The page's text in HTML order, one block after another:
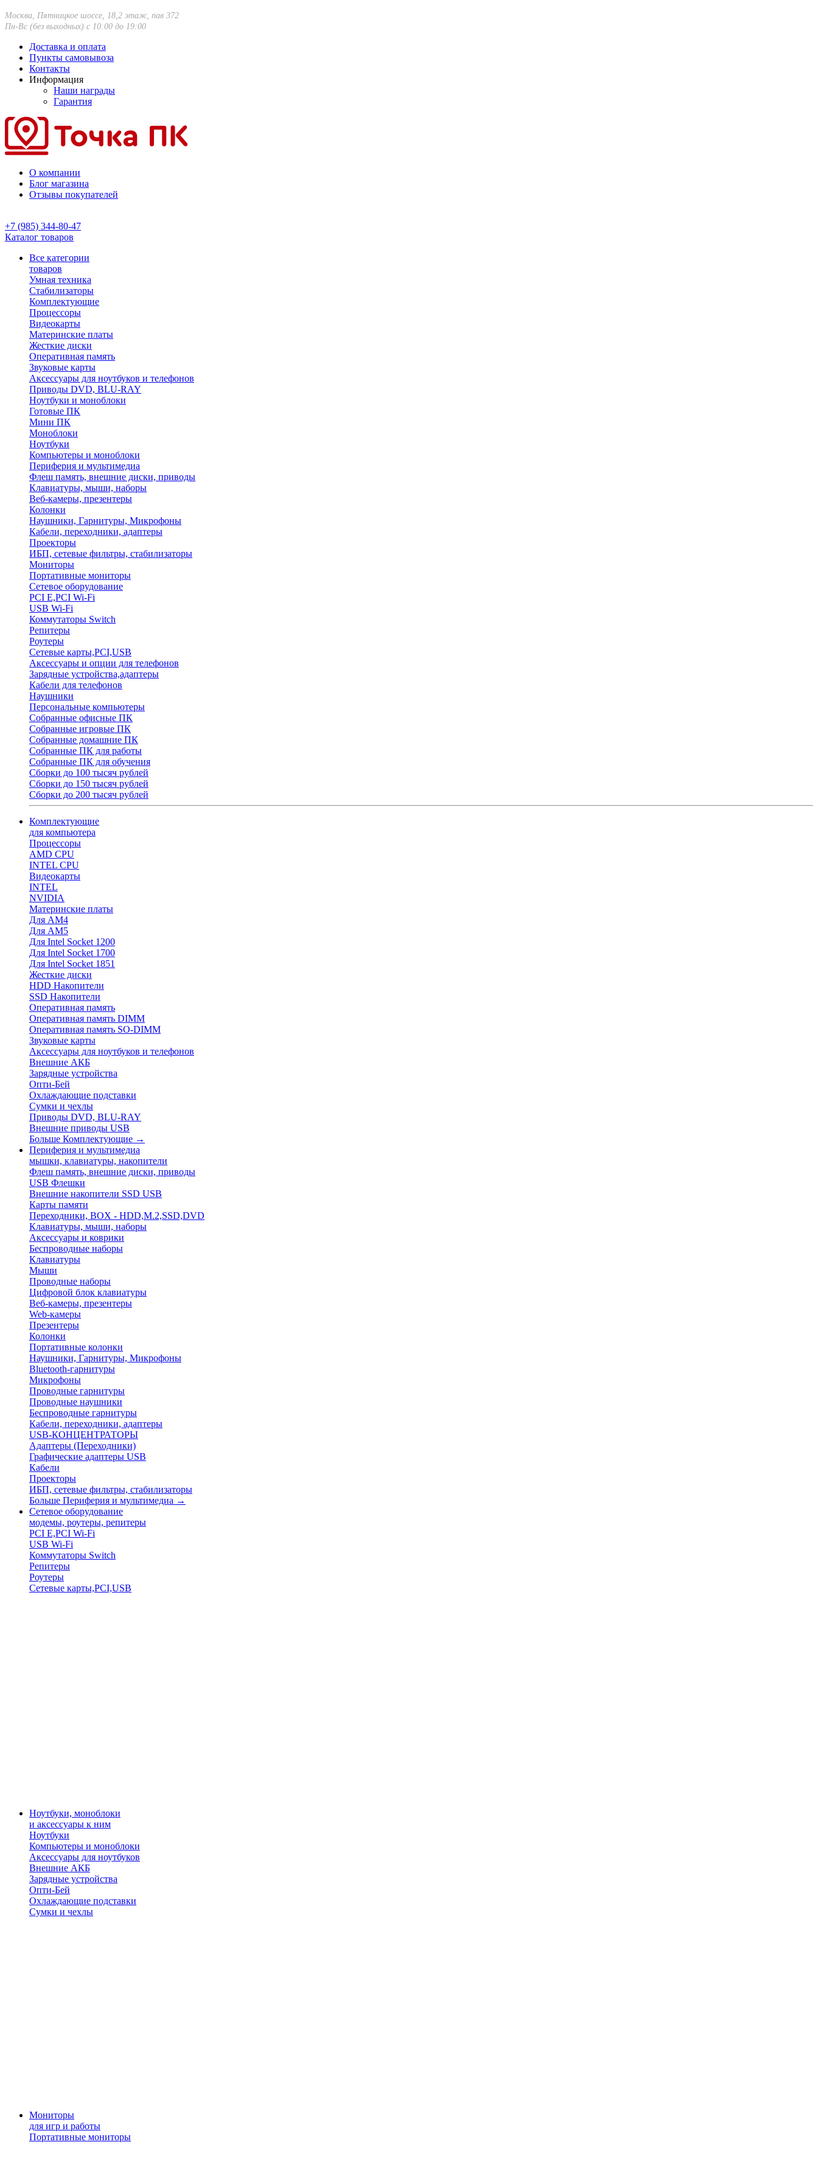
Москва, Пятницкое шоссе, 18,2 этаж, пав 372
Пн-Вс (без выходных) с 10:00 до 19:00
Доставка и оплата
Пункты самовывоза
Контакты
Информация
Наши награды
Гарантия
О компании
Блог магазина
Отзывы покупателей
+7 (985) 344-80-47
Каталог товаров
Все категории
товаров
Умная техника
Стабилизаторы
Комплектующие
Процессоры
Видеокарты
Материнские платы
Жесткие диски
Оперативная память
Звуковые карты
Аксессуары для ноутбуков и телефонов
Приводы DVD, BLU-RAY
Ноутбуки и моноблоки
Готовые ПК
Мини ПК
Моноблоки
Ноутбуки
Компьютеры и моноблоки
Периферия и мультимедиа
Флеш память, внешние диски, приводы
Клавиатуры, мыши, наборы
Веб-камеры, презентеры
Колонки
Наушники, Гарнитуры, Микрофоны
Кабели, переходники, адаптеры
Проекторы
ИБП, сетевые фильтры, стабилизаторы
Мониторы
Портативные мониторы
Сетевое оборудование
PCI E,PCI Wi-Fi
USB Wi-Fi
Коммутаторы Switch
Репитеры
Роутеры
Сетевые карты,PCI,USB
Аксессуары и опции для телефонов
Зарядные устройства,адаптеры
Кабели для телефонов
Наушники
Персональные компьютеры
Собранные офисные ПК
Собранные игровые ПК
Собранные домашние ПК
Собранные ПК для работы
Собранные ПК для обучения
Сборки до 100 тысяч рублей
Сборки до 150 тысяч рублей
Сборки до 200 тысяч рублей
Комплектующие
для компьютера
Процессоры
AMD CPU
INTEL CPU
Видеокарты
INTEL
NVIDIA
Материнские платы
Для AM4
Для AM5
Для Intel Socket 1200
Для Intel Socket 1700
Для Intel Socket 1851
Жесткие диски
HDD Накопители
SSD Накопители
Оперативная память
Оперативная память DIMM
Оперативная память SO-DIMM
Звуковые карты
Аксессуары для ноутбуков и телефонов
Внешние АКБ
Зарядные устройства
Опти-Бей
Охлаждающие подставки
Сумки и чехлы
Приводы DVD, BLU-RAY
Внешние приводы USB
Больше Комплектующие →
Периферия и мультимедиа
мышки, клавиатуры, накопители
Флеш память, внешние диски, приводы
USB Флешки
Внешние накопители SSD USB
Карты памяти
Переходники, BOX - HDD,M.2,SSD,DVD
Клавиатуры, мыши, наборы
Аксессуары и коврики
Беспроводные наборы
Клавиатуры
Мыши
Проводные наборы
Цифровой блок клавиатуры
Веб-камеры, презентеры
Web-камеры
Презентеры
Колонки
Портативные колонки
Наушники, Гарнитуры, Микрофоны
Bluetooth-гарнитуры
Микрофоны
Проводные гарнитуры
Проводные наушники
Беспроводные гарнитуры
Кабели, переходники, адаптеры
USB-КОНЦЕНТРАТОРЫ
Адаптеры (Переходники)
Графические адаптеры USB
Кабели
Проекторы
ИБП, сетевые фильтры, стабилизаторы
Больше Периферия и мультимедиа →
Сетевое оборудование
модемы, роутеры, репитеры
PCI E,PCI Wi-Fi
USB Wi-Fi
Коммутаторы Switch
Репитеры
Роутеры
Сетевые карты,PCI,USB
Ноутбуки, моноблоки
и аксессуары к ним
Ноутбуки
Компьютеры и моноблоки
Аксессуары для ноутбуков
Внешние АКБ
Зарядные устройства
Опти-Бей
Охлаждающие подставки
Сумки и чехлы
Мониторы
для игр и работы
Портативные мониторы